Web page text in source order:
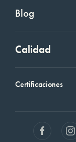
Blog
Calidad
Certificaciones